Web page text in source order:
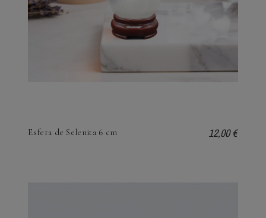
Esfera de Selenita 6 cm 12,00 €